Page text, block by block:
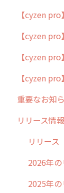
簡易マニ
cyzen
用語集
よくある
【cyzen
【cyzen
ポスティ
ラウンダー
メンテナ
外廻り営業
清掃
不動産
【cyzen
【cyzen
重要なお知
過去の重
障害情報
リリース情報
リリース
2026年
2025年